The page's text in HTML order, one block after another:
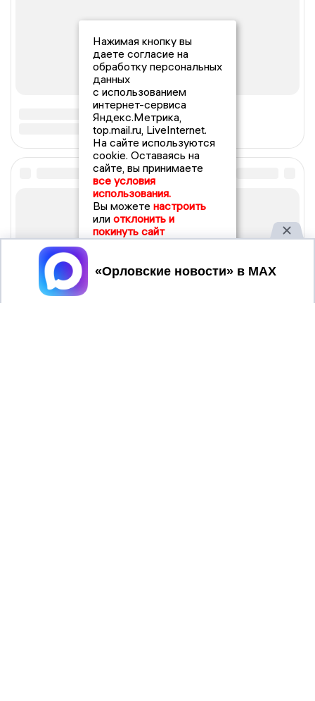
Нажимая кнопку вы
даете согласие на
обработку персональных
данных
с использованием
интернет-сервиса
Яндекс.Метрика,
top.mail.ru, LiveInternet.
На сайте используются
cookie. Оставаясь на
сайте, вы принимаете
все условия
использования.
Вы можете настроить
или отклонить и
покинуть сайт
Принять